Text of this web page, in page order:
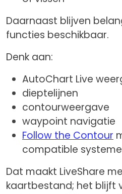
Daarnaast blijven
functies beschikbaar.
Denk aan:
AutoChart Live
dieptelijnen
contourweergave
waypoint navigatie
Follow the Contour
compatible
Dat maakt LiveShare
kaartbestand; het blijft